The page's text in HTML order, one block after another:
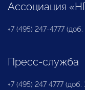
Ассоциация
+7 (495) 247-4777 (доб.
Пресс-служба
+7 (495) 247 4777 (доб.